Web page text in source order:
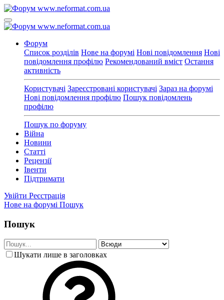
Форум
Список розділів Нове на форумі Нові повідомлення Нові
повідомлення профілю Рекомендований вміст Остання
активність
Користувачі Зареєстровані користувачі Зараз на форумі
Нові повідомлення профілю Пошук повідомлень
профілю
Пошук по форуму
Війна
Новини
Статті
Рецензії
Івенти
Підтримати
Увійти Реєстрація
Нове на форумі Пошук
Пошук
Шукати лише в заголовках